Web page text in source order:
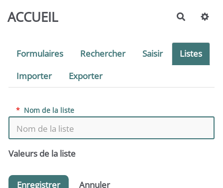
Aller au contenu principal
ACCUEIL
Formulaires Rechercher Saisir
Listes
Importer
Exporter
* Nom de la liste
Valeurs de la liste
Enregistrer Annuler